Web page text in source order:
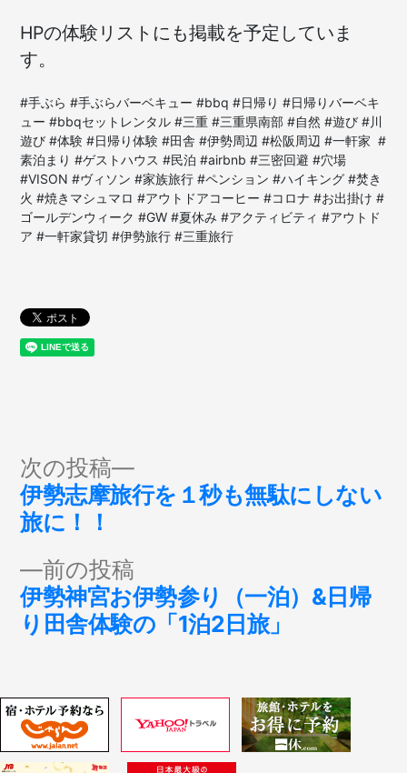
HPの体験リストにも掲載を予定していま
す。
#手ぶら #手ぶらバーベキュー #bbq #日帰り #日帰りバーベキ
ュー #bbqセットレンタル #三重 #三重県南部 #自然 #遊び #川
遊び #体験 #日帰り体験 #田舎 #伊勢周辺 #松阪周辺 #一軒家 #
素泊まり #ゲストハウス #民泊 #airbnb #三密回避 #穴場
#VISON #ヴィソン #家族旅行 #ペンション #ハイキング #焚き
火 #焼きマシュマロ #アウトドアコーヒー #コロナ #お出掛け #
ゴールデンウィーク #GW #夏休み #アクティビティ #アウトド
ア #一軒家貸切 #伊勢旅行 #三重旅行
投
稿
ナ
ビ
ー
シ
前の投稿
の
投
伊勢神宮お伊勢参り（一泊）&日帰
り田舎体験の「1泊2日旅」
次の投稿
次
の
伊勢志摩旅行を１秒も無駄にしない
旅に！！